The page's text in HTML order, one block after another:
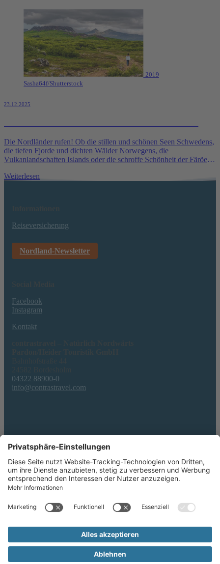
2019
Sasha64f/Shutterstock
23.12.2025
Die Nordländer rufen! Ob die stillen und schönen Seen Schwedens,
die tiefen Fjorde und dichten Wälder Norwegens, die
Vulkanlandschaften Islands oder die schroffe Schönheit der Färöer
verraten…
Weiterlesen
Reiseversicherung
Nordland-Newsletter
Facebook
Instagram
Kontakt
04322 88900-0
info@contrastravel.com
Service
AGB & Formblatt
Erklärung zur Barrierefreiheit
Datenschutz
Impressum
Privatsphäre-Einstellungen